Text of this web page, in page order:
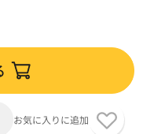
お気に入りに追加